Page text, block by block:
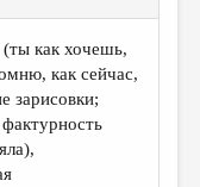
(ты как хочешь,
как сейчас,
зарисовки;